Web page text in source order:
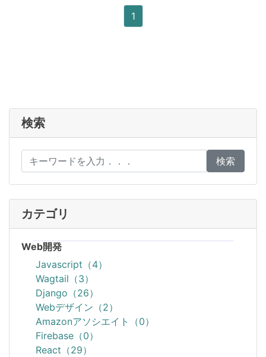
1
検索
検索
カテゴリ
Web開発
Javascript（4）
Wagtail（3）
Django（26）
Webデザイン（2）
Amazonアソシエイト（0）
Firebase（0）
React（29）